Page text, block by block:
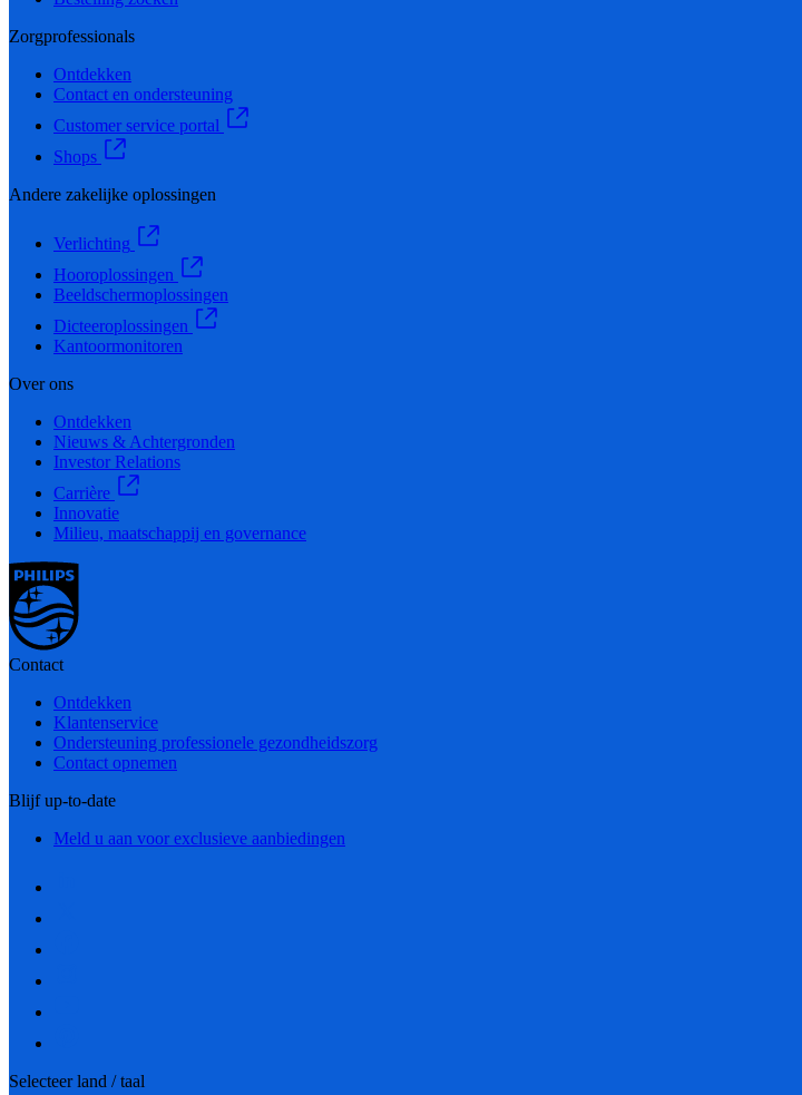
Zorgprofessionals
Ontdekken
Contact en ondersteuning
Customer service portal
Shops
Andere zakelijke oplossingen
Verlichting
Hooroplossingen
Beeldschermoplossingen
Dicteeroplossingen
Kantoormonitoren
Over ons
Ontdekken
Nieuws & Achtergronden
Investor Relations
Carrière
Innovatie
Milieu, maatschappij en governance
Contact
Ontdekken
Klantenservice
Ondersteuning professionele gezondheidszorg
Contact opnemen
Blijf up-to-date
Meld u aan voor exclusieve aanbiedingen
Selecteer land / taal